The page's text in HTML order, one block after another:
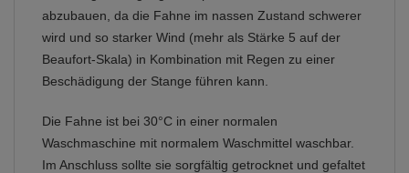
abzubauen, da die Fahne im nassen Zustand schwerer
wird und so starker Wind (mehr als Stärke 5 auf der
Beaufort-Skala) in Kombination mit Regen zu einer
Beschädigung der Stange führen kann.
Die Fahne ist bei 30°C in einer normalen
Waschmaschine mit normalem Waschmittel waschbar.
Im Anschluss sollte sie sorgfältig getrocknet und gefaltet